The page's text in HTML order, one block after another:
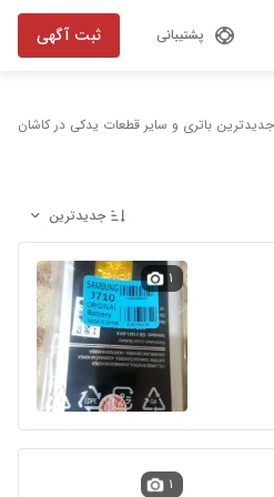
پشتیبانی ثبت آگهی
باتری و سایر قطعات یدکی در کاشان
جدیدترین
۱
۱